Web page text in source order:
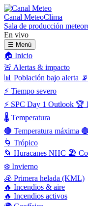
Canal MeteoClima
Sala de producción
En vivo
☰ Menú
🏠 Inicio
🚨 Alertas & impacto
📊 Población bajo alerta 📡
⚡ Tiempo severo
⚡ SPC Day 1 Outlook 🏆
🌡️ Temperatura
🔴 Temperatura máxima 🔵
🌀 Trópico
🌀 Huracanes NHC 🏖️
❄️ Invierno
🧊 Primera helada (KML)
🔥 Incendios & aire
🔥 Incendios activos